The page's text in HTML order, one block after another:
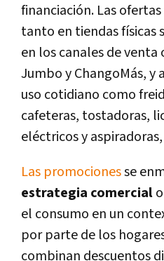
financiación. Las
tanto en tiendas físicas
en los canales de venta
Jumbo y ChangoMás,
uso cotidiano como
cafeteras, tostadoras,
eléctricos y
Las promocionesse
estrategia comercial
el consumo en un
por parte de los
combinan descuentos